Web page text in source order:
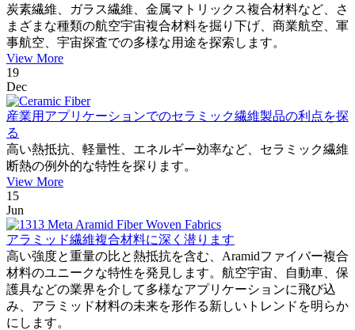
炭素繊維、ガラス繊維、金属マトリックス複合材料など、さ
まざまな種類の航空宇宙複合材料を掘り下げ、商業航空、軍
事航空、宇宙探査での多様な用途を探索します。
View More
19
Dec
産業用アプリケーションでのセラミック繊維製品の利点を探
る
高い熱抵抗、軽量性、エネルギー効率など、セラミック繊維
断熱の例外的な特性を探ります。
View More
15
Jun
アラミッド繊維複合材料に深く潜ります
高い強度と重量の比と熱抵抗を含む、Aramidファイバー複合
材料のユニークな特性を発見します。航空宇宙、自動車、保
護具などの業界を介して多様なアプリケーションに飛び込
み、アラミッド材料の未来を形作る新しいトレンドを明らか
にします。